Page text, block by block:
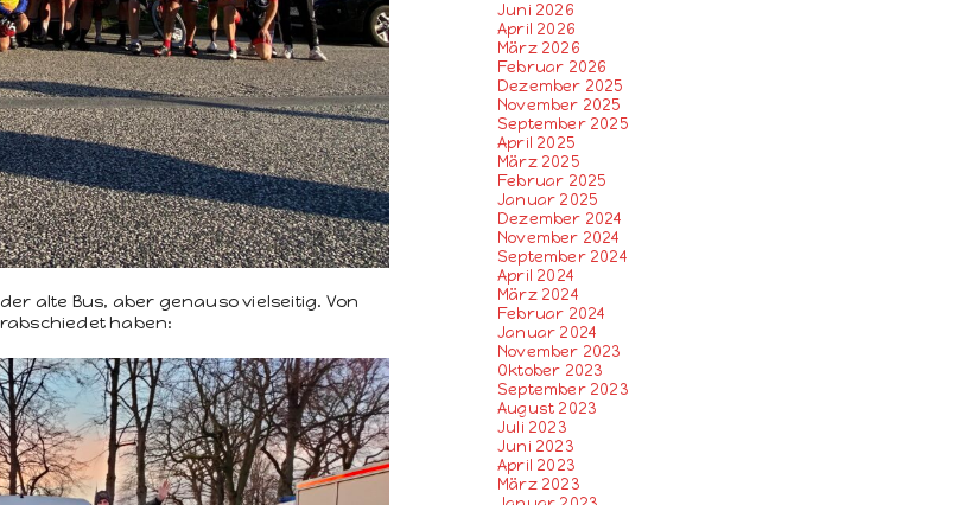
alte Bus, aber genau­so viel­seit­ig. Von
haben:
Juni 2026
April 2026
März 2026
Februar 2026
Dezember 2025
November 2025
September 2025
April 2025
März 2025
Februar 2025
Januar 2025
Dezember 2024
November 2024
September 2024
April 2024
März 2024
Februar 2024
Januar 2024
November 2023
Oktober 2023
September 2023
August 2023
Juli 2023
Juni 2023
April 2023
März 2023